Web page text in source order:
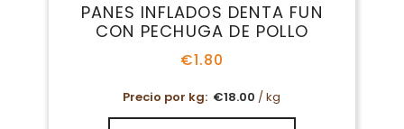
PANES INFLADOS DENTA FUN
CON PECHUGA DE POLLO
€1.80
Precio por kg: €18.00 / kg